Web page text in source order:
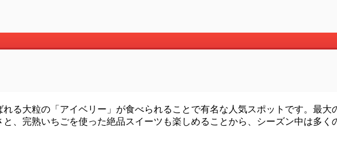
る大粒の「アイベリー」が食べられることで有名な人気スポットです。最
、完熟いちごを使った絶品スイーツも楽しめることから、シーズン中は多く